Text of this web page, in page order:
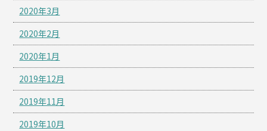
2020年3月
2020年2月
2020年1月
2019年12月
2019年11月
2019年10月